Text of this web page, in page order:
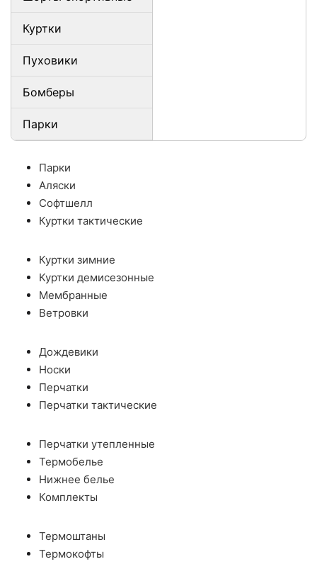
Куртки
Пуховики
Бомберы
Парки
Парки
Аляски
Софтшелл
Куртки тактические
Куртки зимние
Куртки демисезонные
Мембранные
Ветровки
Дождевики
Носки
Перчатки
Перчатки тактические
Перчатки утепленные
Термобелье
Нижнее белье
Комплекты
Термоштаны
Термокофты